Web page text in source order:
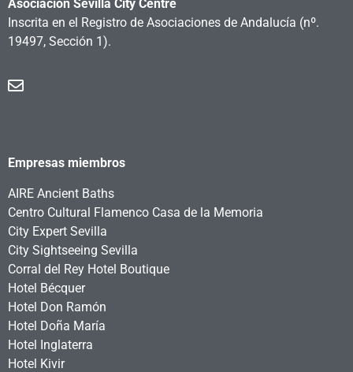
Asociación Sevilla City Centre
Inscrita en el Registro de Asociaciones de Andalucía (nº.
19497, Sección 1).
Empresas miembros
AIRE Ancient Baths
Centro Cultural Flamenco Casa de la Memoria
City Expert Sevilla
City Sightseeing Sevilla
Corral del Rey Hotel Boutique
Hotel Bécquer
Hotel Don Ramón
Hotel Doña María
Hotel Inglaterra
Hotel Kivir